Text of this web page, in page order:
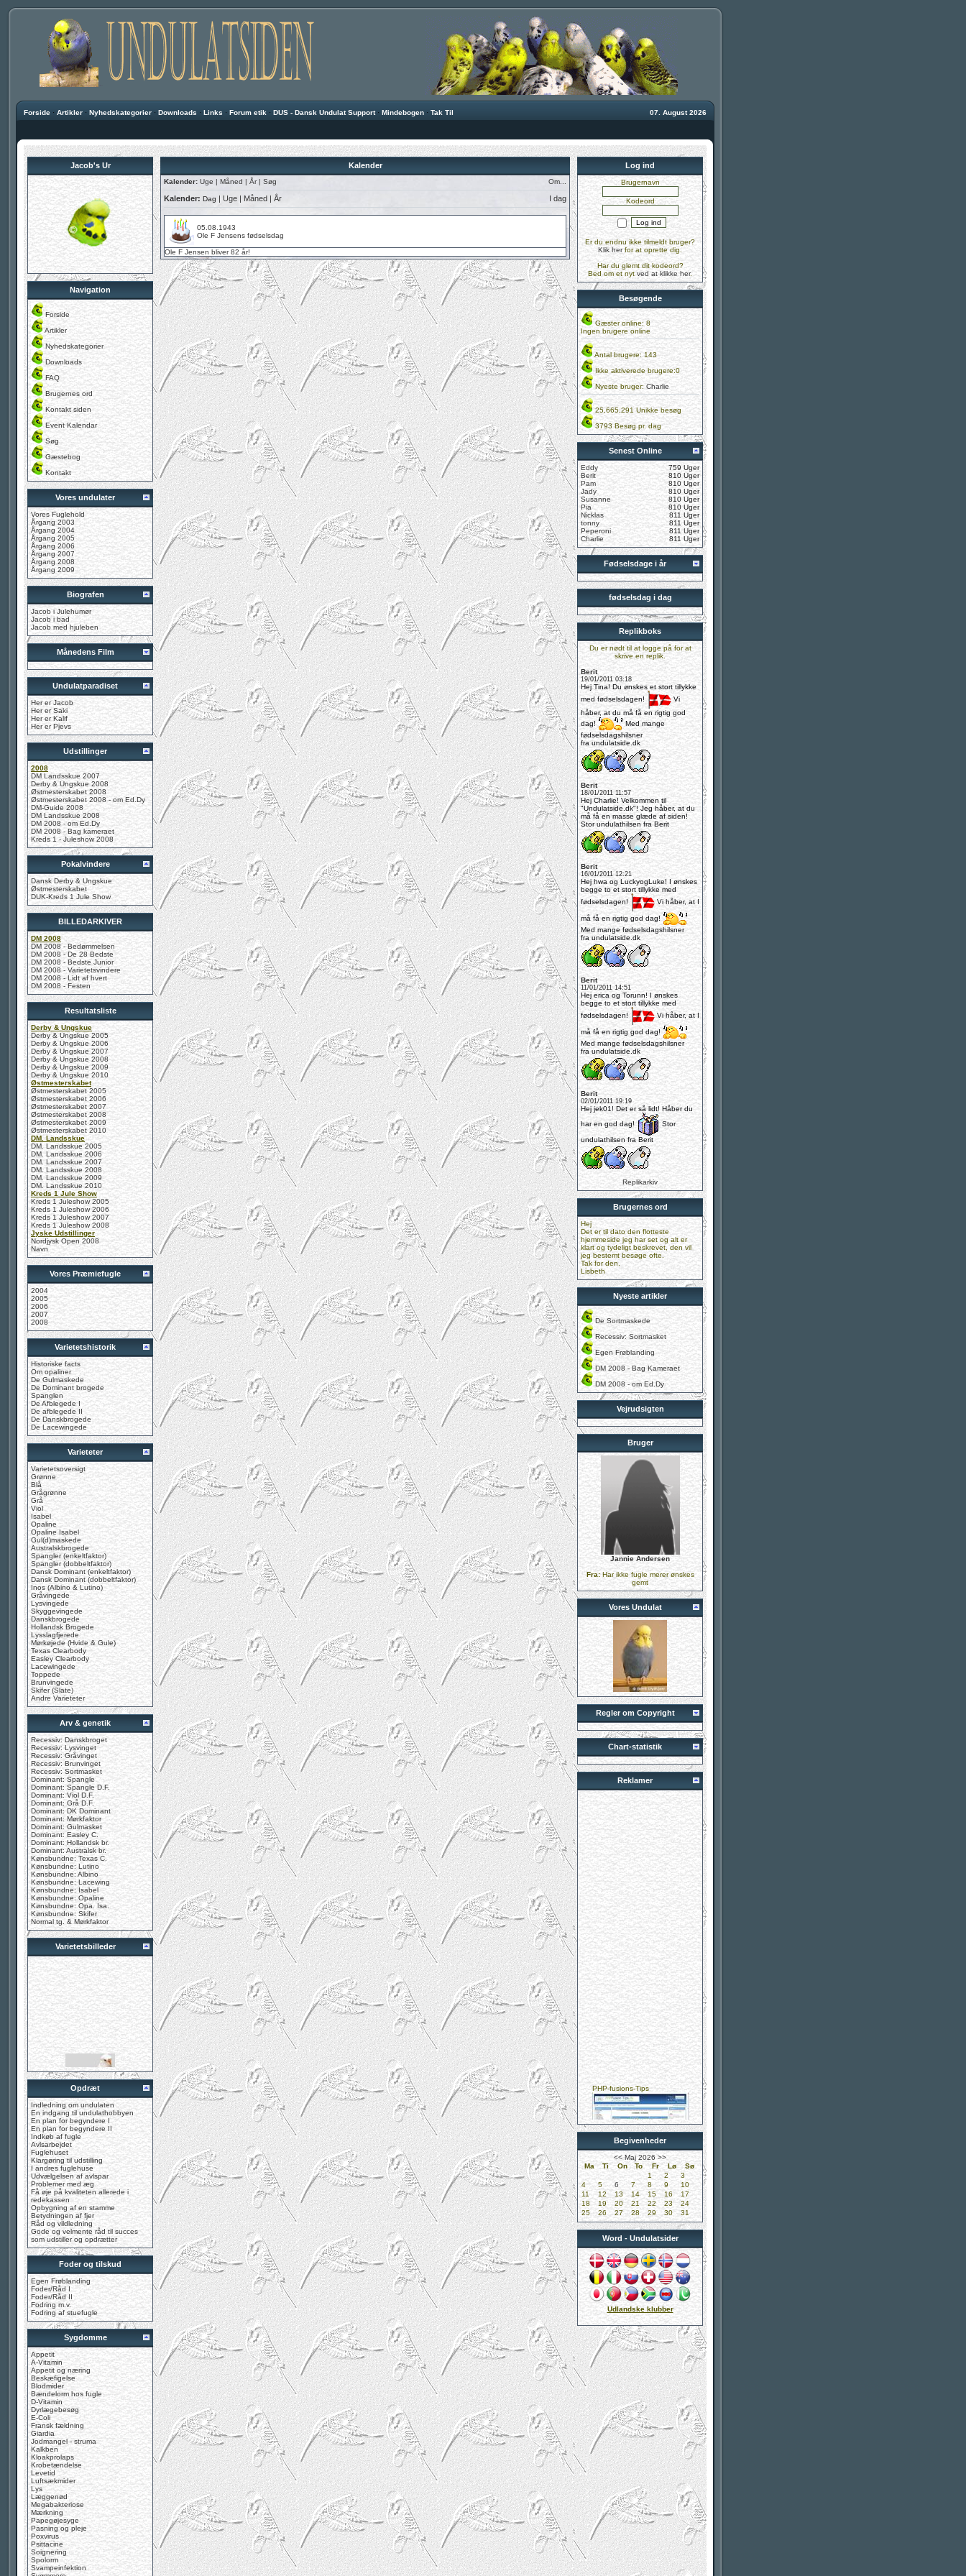
Forside · Artikler · Nyhedskategorier · Downloads · Links · Forum etik · DUS - Dansk Undulat Support · Mindebogen · Tak Til 07. August 2026
Jacob's Ur
Navigation
Forside
Artikler
Nyhedskategorier
Downloads
FAQ
Brugernes ord
Kontakt siden
Event Kalendar
Søg
Gæstebog
Kontakt
Vores undulater
Vores Fuglehold
Årgang 2003
Årgang 2004
Årgang 2005
Årgang 2006
Årgang 2007
Årgang 2008
Årgang 2009
Biografen
Jacob i Julehumør
Jacob i bad
Jacob med hjuleben
Månedens Film
Undulatparadiset
Her er Jacob
Her er Saki
Her er Kalif
Her er Pjevs
Udstillinger
2008
DM Landsskue 2007
Derby & Ungskue 2008
Østmesterskabet 2008
Østmesterskabet 2008 - om Ed.Dy
DM-Guide 2008
DM Landsskue 2008
DM 2008 - om Ed.Dy
DM 2008 - Bag kameraet
Kreds 1 - Juleshow 2008
Pokalvindere
Dansk Derby & Ungskue
Østmesterskabet
DUK-Kreds 1 Jule Show
BILLEDARKIVER
DM 2008
DM 2008 - Bedømmelsen
DM 2008 - De 28 Bedste
DM 2008 - Bedste Junior
DM 2008 - Varietetsvindere
DM 2008 - Lidt af hvert
DM 2008 - Festen
Resultatsliste
Derby & Ungskue
Derby & Ungskue 2005
Derby & Ungskue 2006
Derby & Ungskue 2007
Derby & Ungskue 2008
Derby & Ungskue 2009
Derby & Ungskue 2010
Østmesterskabet
Østmesterskabet 2005
Østmesterskabet 2006
Østmesterskabet 2007
Østmesterskabet 2008
Østmesterskabet 2009
Østmesterskabet 2010
DM. Landsskue
DM. Landsskue 2005
DM. Landsskue 2006
DM. Landsskue 2007
DM. Landsskue 2008
DM. Landsskue 2009
DM. Landsskue 2010
Kreds 1 Jule Show
Kreds 1 Juleshow 2005
Kreds 1 Juleshow 2006
Kreds 1 Juleshow 2007
Kreds 1 Juleshow 2008
Jyske Udstillinger
Nordjysk Open 2008
Navn
Vores Præmiefugle
2004
2005
2006
2007
2008
Varietetshistorik
Historiske facts
Om opaliner
De Gulmaskede
De Dominant brogede
Spanglen
De Afblegede I
De afblegede II
De Danskbrogede
De Lacewingede
Varieteter
Varietetsoversigt
Grønne
Blå
Grågrønne
Grå
Viol
Isabel
Opaline
Opaline Isabel
Gul(d)maskede
Australskbrogede
Spangler (enkeltfaktor)
Spangler (dobbeltfaktor)
Dansk Dominant (enkeltfaktor)
Dansk Dominant (dobbeltfaktor)
Inos (Albino & Lutino)
Gråvingede
Lysvingede
Skyggevingede
Danskbrogede
Hollandsk Brogede
Lysslagfjerede
Mørkøjede (Hvide & Gule)
Texas Clearbody
Easley Clearbody
Lacewingede
Toppede
Brunvingede
Skifer (Slate)
Andre Varieteter
Arv & genetik
Recessiv: Danskbroget
Recessiv: Lysvinget
Recessiv: Gråvinget
Recessiv: Brunvinget
Recessiv: Sortmasket
Dominant: Spangle
Dominant: Spangle D.F.
Dominant: Viol D.F.
Dominant: Grå D.F.
Dominant: DK Dominant
Dominant: Mørkfaktor
Dominant: Gulmasket
Dominant: Easley C.
Dominant: Hollandsk br.
Dominant: Australsk br.
Kønsbundne: Texas C.
Kønsbundne: Lutino
Kønsbundne: Albino
Kønsbundne: Lacewing
Kønsbundne: Isabel
Kønsbundne: Opaline
Kønsbundne: Opa. Isa.
Kønsbundne: Skifer
Normal tg. & Mørkfaktor
Varietetsbilleder
Opdræt
Indledning om undulaten
En indgang til undulathobbyen
En plan for begyndere I
En plan for begyndere II
Indkøb af fugle
Avlsarbejdet
Fuglehuset
Klargøring til udstilling
I andres fuglehuse
Udvælgelsen af avlspar
Problemer med æg
Få øje på kvaliteten allerede i
redekassen
Opbygning af en stamme
Betydningen af fjer
Råd og vildledning
Gode og velmente råd til succes
som udstiller og opdrætter
Foder og tilskud
Egen Frøblanding
Foder/Råd I
Foder/Råd II
Fodring m.v.
Fodring af stuefugle
Sygdomme
Appetit
A-Vitamin
Appetit og næring
Beskæfigelse
Blodmider
Bændelorm hos fugle
D-Vitamin
Dyrlægebesøg
E-Coli
Fransk fældning
Giardia
Jodmangel - struma
Kalkben
Kloakprolaps
Krobetændelse
Levetid
Luftsækmider
Lys
Læggenød
Megabakteriose
Mærkning
Papegøjesyge
Pasning og pleje
Poxvirus
Psittacine
Soignering
Spolorm
Svampeinfektion
Kalender
Kalender: Uge | Måned | År| Søg Om...
Kalender: Dag | Uge | Måned | År I dag
05.08.1943
Ole F Jensens fødselsdag
Ole F Jensen bliver 82 år!
Log ind
Brugernavn
Kodeord
Er du endnu ikke tilmeldt bruger?
Klik herfor at oprette dig.
Har du glemt dit kodeord?
Bed om et nytved at klikke her.
Besøgende
Gæster online: 8
Ingen brugere online
Antal brugere: 143
Ikke aktiverede brugere:0
Nyeste bruger:Charlie
25,665,291 Unikke besøg
3793 Besøg pr. dag
Senest Online
Eddy
759 Uger
Berit
810 Uger
Pam
810 Uger
Jady
810 Uger
Susanne
810 Uger
Pia
810 Uger
Nicklas
811 Uger
tonny
811 Uger
Peperoni
811 Uger
Charlie
811 Uger
Fødselsdage i år
fødselsdag i dag
Replikboks
Du er nødt til at logge på for at
skrive en replik.
Berit
19/01/2011 03:18
Hej Tina! Du ønskes et stort tillykke
med fødselsdagen!
Vi
håber, at du må få en rigtig god
dag!
Med mange
fødselsdagshilsner
fra undulatside.dk
Berit
18/01/2011 11:57
Hej Charlie! Velkommen til
"Undulatside.dk"! Jeg håber, at du
må få en masse glæde af siden!
Stor undulathilsen fra Berit
Berit
16/01/2011 12:21
Hej hwa og LuckyogLuke! I ønskes
begge to et stort tillykke med
fødselsdagen!
Vi håber, at I
må få en rigtig god dag!
Med mange fødselsdagshilsner
fra undulatside.dk
Berit
11/01/2011 14:51
Hej erica og Torunn! I ønskes
begge to et stort tillykke med
fødselsdagen!
Vi håber, at I
må få en rigtig god dag!
Med mange fødselsdagshilsner
fra undulatside.dk
Berit
02/01/2011 19:19
Hej jek01! Det er så lidt! Håber du
har en god dag!
Stor
undulathilsen fra Berit
Replikarkiv
Brugernes ord
Hej
Det er til dato den flotteste
hjemmeside jeg har set og alt er
klart og tydeligt beskrevet, den vil
jeg bestemt besøge ofte.
Tak for den.
Lisbeth
Nyeste artikler
De Sortmaskede
Recessiv: Sortmasket
Egen Frøblanding
DM 2008 - Bag Kameraet
DM 2008 - om Ed.Dy
Vejrudsigten
Bruger
Jannie Andersen
Fra:Har ikke fugle merer ønskes
gemt
Vores Undulat
Regler om Copyright
Chart-statistik
Reklamer
PHP-fusions-Tips
Kungelundens Dyreklinik
Didier Mervilde
Begivenheder
<< Maj 2026 >>
Ma
Ti On To Fr Lø
Sø
1
2
3
4
5 6 7 8 9
10
11
12 13 14 15 16
17
18
19 20 21 22 23
24
25
26 27 28 29 30 31
Word - Undulatsider
Udlandske klubber